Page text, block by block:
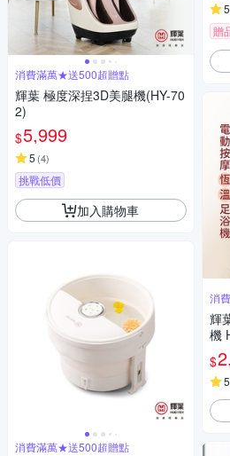
消費滿萬★送500超贈點
輝葉 極度深捏3D美腿機(HY-70
2)
$5,999
5 (4)
挑戰低價
加入購物車
消費滿萬★送500超贈點
5
贈
消
輝
機
$
5